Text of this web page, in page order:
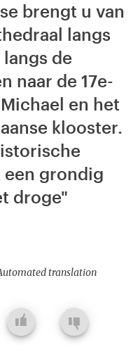
brengt u van
langs
de
naar de 17e-
en het
klooster.
grondig
droge"
translation